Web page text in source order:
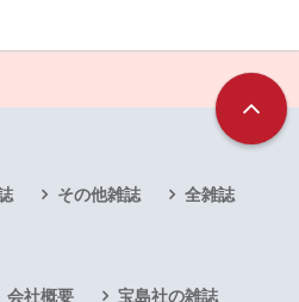
その他雑誌 全雑誌
会社概要 宝島社の雑誌